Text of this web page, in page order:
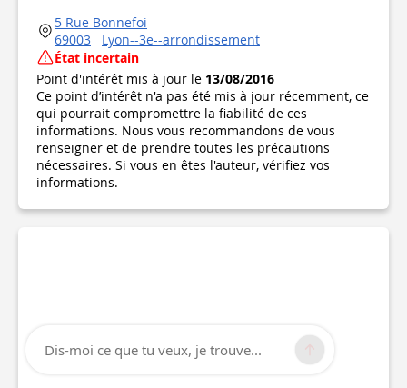
5 Rue Bonnefoi
69003
Lyon--3e--arrondissement
État incertain
Point d'intérêt mis à jour le 13/08/2016
Ce point d’intérêt n'a pas été mis à jour récemment, ce
qui pourrait compromettre la fiabilité de ces
informations. Nous vous recommandons de vous
renseigner et de prendre toutes les précautions
nécessaires. Si vous en êtes l'auteur, vérifiez vos
informations.
Dis-moi ce que tu veux, je trouve...